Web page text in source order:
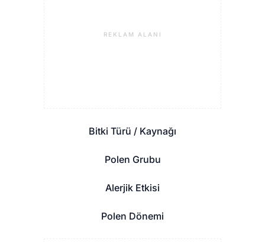
REKLAM ALANI
Bitki Türü / Kaynağı
Polen Grubu
Alerjik Etkisi
Polen Dönemi